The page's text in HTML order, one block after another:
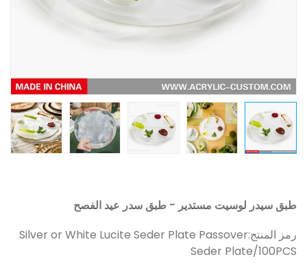
طبق سيدر لوسيت مستدير - طبق سدر عيد الفصح
رمز المنتج:Silver or White Lucite Seder Plate Passover
Seder Plate/100PCS